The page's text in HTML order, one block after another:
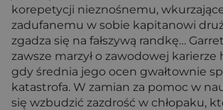
korepetycji nieznośnemu,
zadufanemu w sobie kapitanowi
zgadza się na fałszywą randkę…
zawsze marzył o zawodowej karierze
gdy średnia jego ocen gwałtownie
katastrofa. W zamian za pomoc w
się wzbudzić zazdrość w chłopaku,